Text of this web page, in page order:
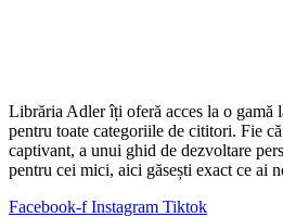
Librăria Adler îți oferă acces la o gamă
pentru toate categoriile de cititori. Fie
captivant, a unui ghid de dezvoltare
pentru cei mici, aici găsești exact ce ai
Facebook-f Instagram Tiktok